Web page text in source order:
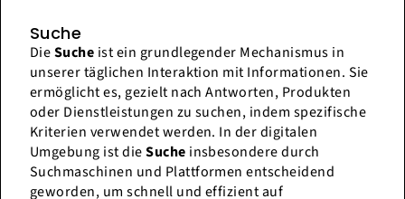
Suche
DieSuche ist ein grundlegender Mechanismus in
unserer täglichen Interaktion mit Informationen. Sie
ermöglicht es, gezielt nach Antworten, Produkten
oder Dienstleistungen zu suchen, indem spezifische
Kriterien verwendet werden. In der digitalen
Umgebung ist dieSuche insbesondere durch
Suchmaschinen und Plattformen entscheidend
geworden, um schnell und effizient auf